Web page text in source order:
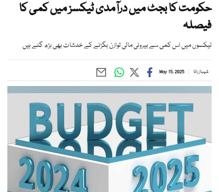
حکومت کا بجٹ میں درآمدی ٹیکسز میں کمی کا
فیصلہ
ٹیکسوں میں اس کمی سے بیرونی مالی توازن بگڑنے کے خدشات بھی بڑھ گئے ہیں
شہباز رانا May 15, 2025